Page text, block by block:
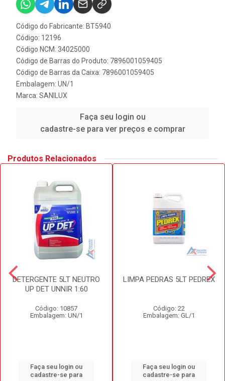
Código do Fabricante: BT5940
Código: 12196
Código NCM: 34025000
Código de Barras do Produto: 7896001059405
Código de Barras da Caixa: 7896001059405
Embalagem: UN/1
Marca: SANILUX
Faça seu login ou
cadastre-se para ver preços e comprar
Produtos Relacionados
DETERGENTE 5LT NEUTRO
UP DET UNNIR 1:60
Código: 10857
Embalagem: UN/1
Faça seu login ou
cadastre-se para
LIMPA PEDRAS 5LT PEDREX
Código: 22
Embalagem: GL/1
Faça seu login ou
cadastre-se para